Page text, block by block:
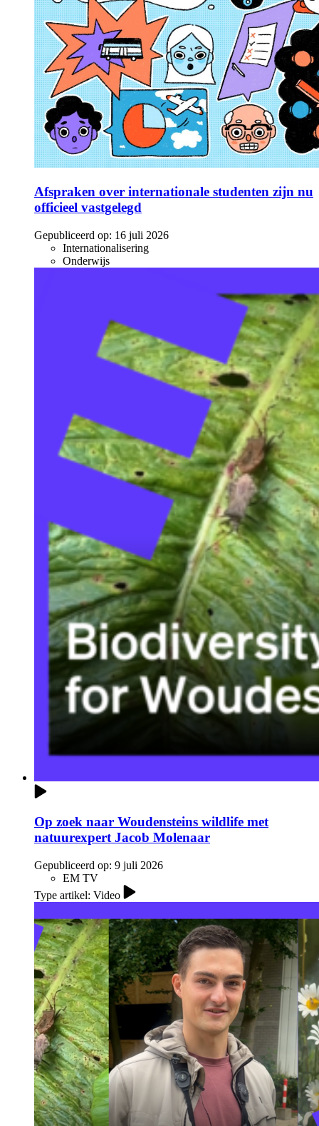
Afspraken over internationale studenten zijn nu
officieel vastgelegd
Gepubliceerd op: 16 juli 2026
Internationalisering
Onderwijs
Op zoek naar Woudensteins wildlife met
natuurexpert Jacob Molenaar
Gepubliceerd op: 9 juli 2026
EM TV
Type artikel: Video